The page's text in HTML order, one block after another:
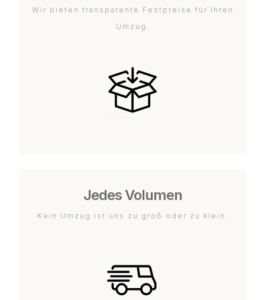
Wir bieten transparente Festpreise für Ihren
Umzug.
Jedes Volumen
Kein Umzug ist uns zu groß oder zu klein.